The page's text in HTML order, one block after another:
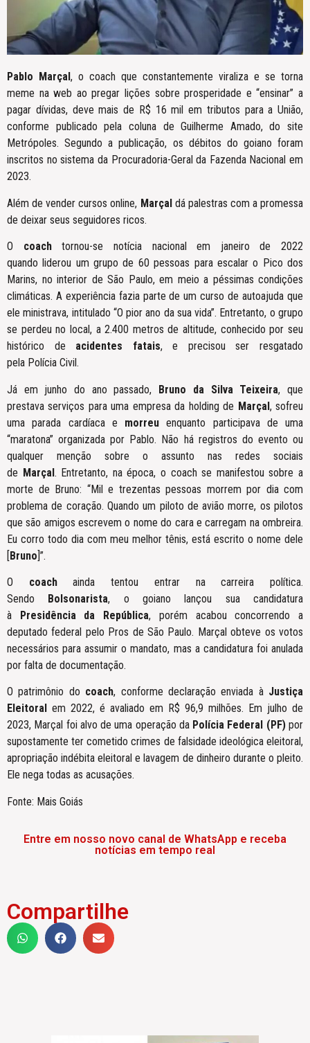
Pablo Marçal , o coach que constantemente viraliza e se torna
meme na web ao pregar lições sobre prosperidade e “ensinar” a
pagar dívidas, deve mais de R$ 16 mil em tributos para a União,
conforme publicado pela coluna de Guilherme Amado, do site
Metrópoles. Segundo a publicação, os débitos do goiano foram
inscritos no sistema da Procuradoria-Geral da Fazenda Nacional em
2023.
Além de vender cursos online, Marçal dá palestras com a promessa
de deixar seus seguidores ricos.
O coachtornou-se notícia nacional em janeiro de 2022
quando liderou um grupo de 60 pessoas para escalar o Pico dos
Marins, no interior de São Paulo, em meio a péssimas condições
climáticas. A experiência fazia parte de um curso de autoajuda que
ele ministrava, intitulado “O pior ano da sua vida”. Entretanto, o grupo
se perdeu no local, a 2.400 metros de altitude, conhecido por seu
histórico de acidentes fatais, e precisou ser resgatado
pela Polícia Civil.
Já em junho do ano passado, Bruno da Silva Teixeira, que
prestava serviços para uma empresa da holding de Marçal, sofreu
uma parada cardíaca e morreuenquanto participava de uma
“maratona” organizada por Pablo. Não há registros do evento ou
qualquer menção sobre o assunto nas redes sociais
de Marçal. Entretanto, na época, o coach se manifestou sobre a
morte de Bruno: “Mil e trezentas pessoas morrem por dia com
problema de coração. Quando um piloto de avião morre, os pilotos
que são amigos escrevem o nome do cara e carregam na ombreira.
Eu corro todo dia com meu melhor tênis, está escrito o nome dele
[Bruno]”.
O coachainda tentou entrar na carreira política.
Sendo Bolsonarista, o goiano lançou sua candidatura
à Presidência da República, porém acabou concorrendo a
deputado federal pelo Pros de São Paulo. Marçal obteve os votos
necessários para assumir o mandato, mas a candidatura foi anulada
por falta de documentação.
O patrimônio do coach, conforme declaração enviada à Justiça
Eleitoral em 2022, é avaliado em R$ 96,9 milhões. Em julho de
2023, Marçal foi alvo de uma operação daPolícia Federal (PF)por
supostamente ter cometido crimes de falsidade ideológica eleitoral,
apropriação indébita eleitoral e lavagem de dinheiro durante o pleito.
Ele nega todas as acusações.
Fonte: Mais Goiás
Entre em nosso novo canal de WhatsApp e receba
notícias em tempo real
Compartilhe